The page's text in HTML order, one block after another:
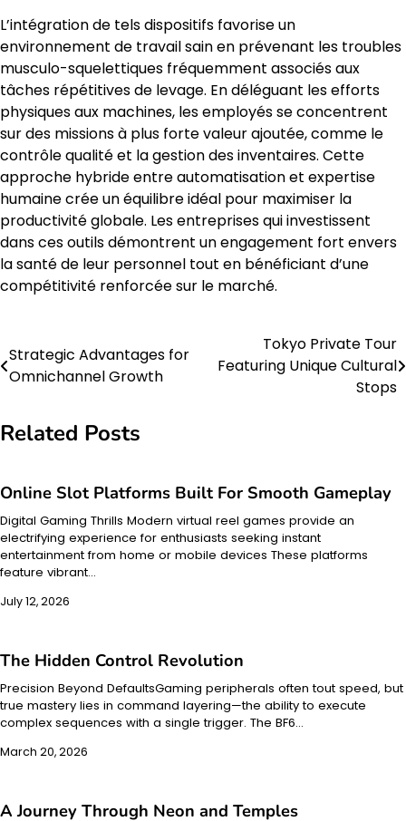
L’intégration de tels dispositifs favorise un
environnement de travail sain en prévenant les troubles
musculo-squelettiques fréquemment associés aux
tâches répétitives de levage. En déléguant les efforts
physiques aux machines, les employés se concentrent
sur des missions à plus forte valeur ajoutée, comme le
contrôle qualité et la gestion des inventaires. Cette
approche hybride entre automatisation et expertise
humaine crée un équilibre idéal pour maximiser la
productivité globale. Les entreprises qui investissent
dans ces outils démontrent un engagement fort envers
la santé de leur personnel tout en bénéficiant d’une
compétitivité renforcée sur le marché.
Post
navigation
Strategic Advantages for
Omnichannel Growth
Tokyo Private Tour
Featuring Unique Cultural
Stops
Related Posts
Online Slot Platforms Built For Smooth Gameplay
Digital Gaming Thrills Modern virtual reel games provide an
electrifying experience for enthusiasts seeking instant
entertainment from home or mobile devices These platforms
feature vibrant…
July 12, 2026
The Hidden Control Revolution
Precision Beyond DefaultsGaming peripherals often tout speed, but
true mastery lies in command layering—the ability to execute
complex sequences with a single trigger. The BF6…
March 20, 2026
A Journey Through Neon and Temples